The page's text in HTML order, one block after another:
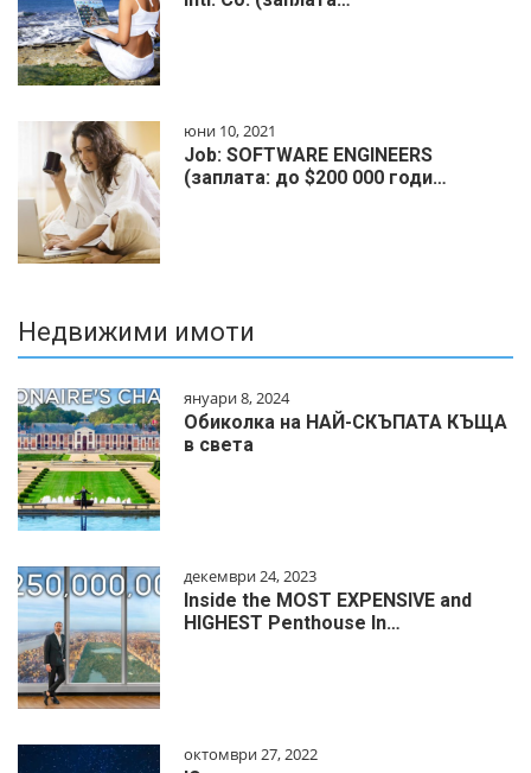
юни 10, 2021
Job: SOFTWARE ENGINEERS
(заплата: до $200 000 годи…
Недвижими имоти
януари 8, 2024
Обиколка на НАЙ-СКЪПАТА КЪЩА
в света
декември 24, 2023
Inside the MOST EXPENSIVE and
HIGHEST Penthouse In…
октомври 27, 2022